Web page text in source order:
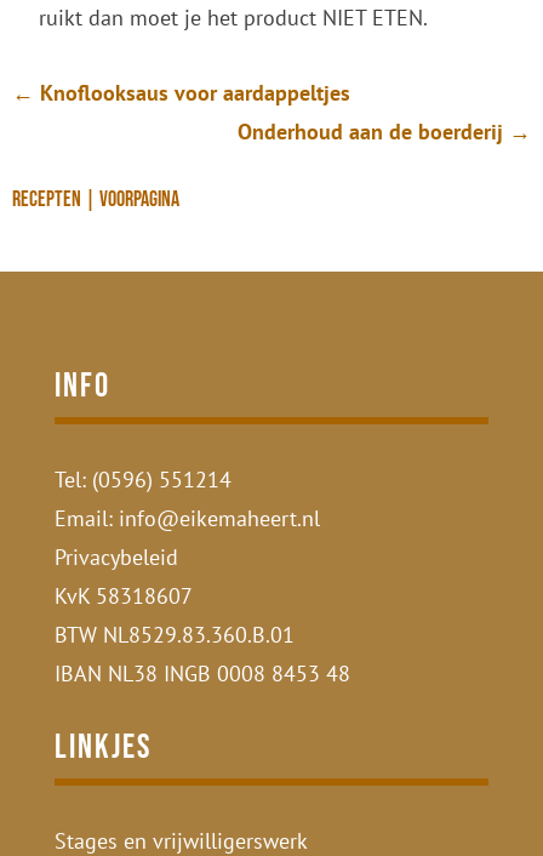
ruikt dan moet je het product NIET ETEN.
← Knoflooksaus voor aardappeltjes
Onderhoud aan de boerderij →
Recepten voorpagina
Info
Tel: (0596) 551214
Email: info@eikemaheert.nl
Privacybeleid
KvK 58318607
BTW NL8529.83.360.B.01
IBAN NL38 INGB 0008 8453 48
Linkjes
Stages en vrijwilligerswerk